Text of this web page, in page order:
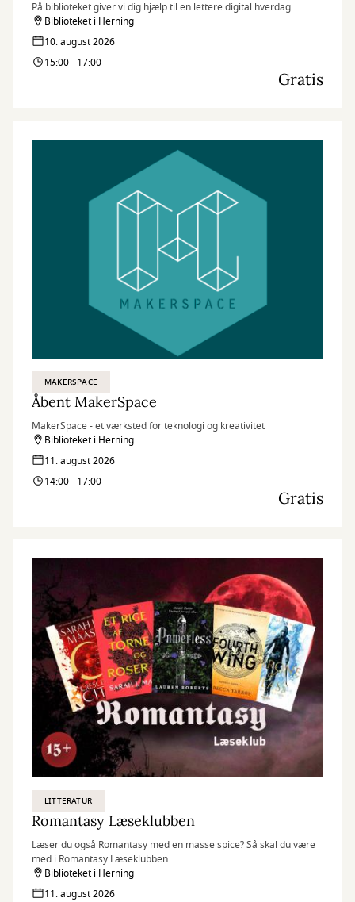
På biblioteket giver vi dig hjælp til en lettere digital hverdag.
Biblioteket i Herning
10. august 2026
15:00 - 17:00
Gratis
MAKERSPACE
Åbent MakerSpace
MakerSpace - et værksted for teknologi og kreativitet
Biblioteket i Herning
11. august 2026
14:00 - 17:00
Gratis
LITTERATUR
Romantasy Læseklubben
Læser du også Romantasy med en masse spice? Så skal du være
med i Romantasy Læseklubben.
Biblioteket i Herning
11. august 2026